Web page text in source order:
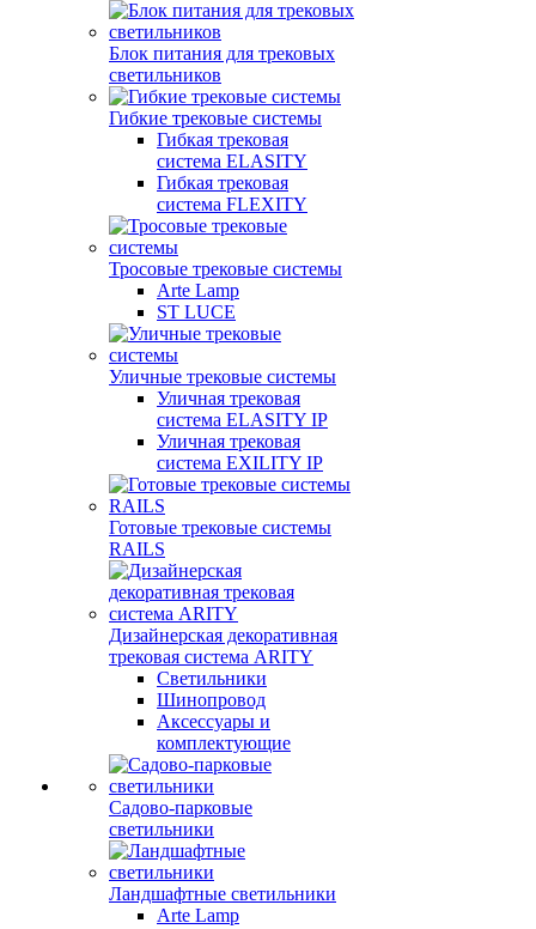
Блок питания для трековых
светильников
Гибкие трековые системы
Гибкая трековая
система ELASITY
Гибкая трековая
система FLEXITY
Тросовые трековые системы
Arte Lamp
ST LUCE
Уличные трековые системы
Уличная трековая
система ELASITY IP
Уличная трековая
система EXILITY IP
Готовые трековые системы
RAILS
Дизайнерская декоративная
трековая система ARITY
Светильники
Шинопровод
Аксессуары и
комплектующие
Садово-парковые
светильники
Ландшафтные светильники
Arte Lamp